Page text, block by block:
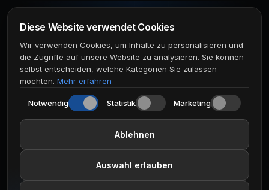
Diese Website verwendet Cookies
Wir verwenden Cookies, um Inhalte zu personalisieren und
die Zugriffe auf unsere Website zu analysieren. Sie können
selbst entscheiden, welche Kategorien Sie zulassen
möchten. Mehr erfahren
Notwendig Statistik Marketing
Ablehnen
Auswahl erlauben